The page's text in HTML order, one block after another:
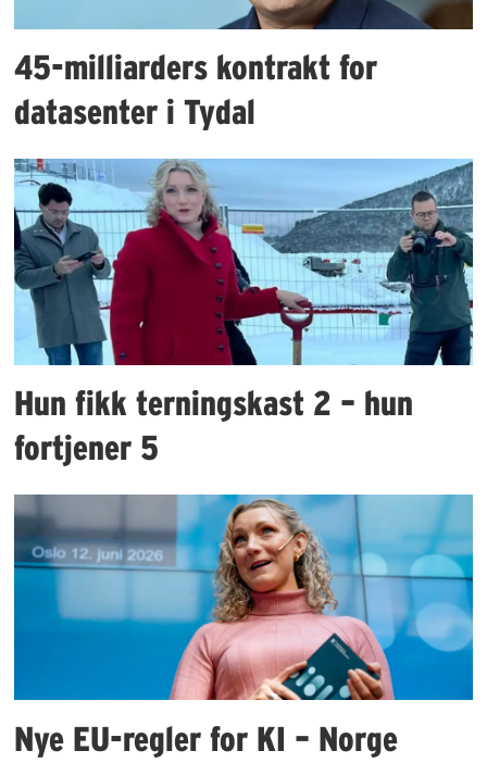
45-milliarders kontrakt for
datasenter i Tydal
Hun fikk terningskast 2 – hun
fortjener 5
Nye EU-regler for KI – Norge